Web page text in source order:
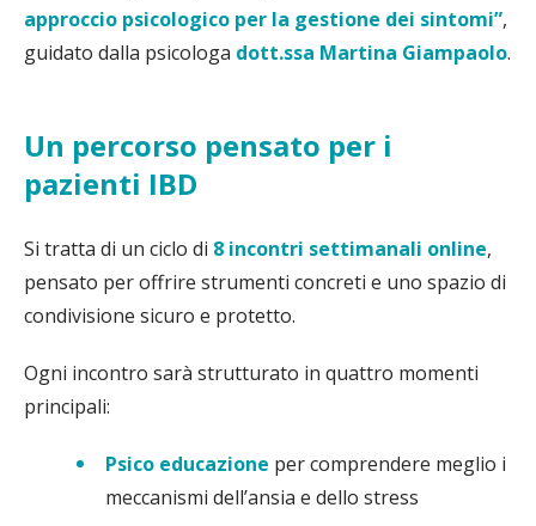
approccio psicologico per la gestione dei sintomi”,
guidato dalla psicologa dott.ssa Martina Giampaolo.
Un percorso pensato per i
pazienti IBD
Si tratta di un ciclo di 8 incontri settimanali online,
pensato per offrire strumenti concreti e uno spazio di
condivisione sicuro e protetto.
Ogni incontro sarà strutturato in quattro momenti
principali:
Psico educazione per comprendere meglio i
meccanismi dell’ansia e dello stress